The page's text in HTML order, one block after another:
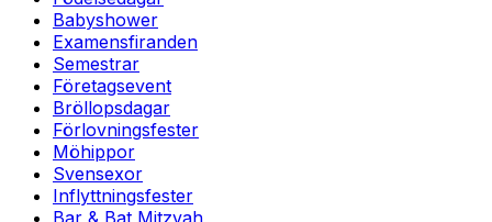
Babyshower
Examensfiranden
Semestrar
Företagsevent
Bröllopsdagar
Förlovningsfester
Möhippor
Svensexor
Inflyttningsfester